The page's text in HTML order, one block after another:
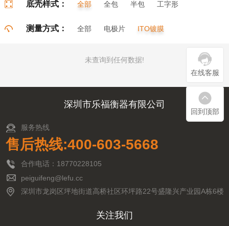
在线客服
回到顶部
底壳样式： 全部 全包 半包
工字形
测量方式： 全部 电极片 ITO镀膜
未查询到任何数据!
深圳市乐福衡器有限公司
服务热线
售后热线:400-603-5668
合作电话：18770228105
peiguifeng@lefu.cc
深圳市龙岗区坪地街道高桥社区环坪路22号盛隆兴产业园A栋6楼
关注我们